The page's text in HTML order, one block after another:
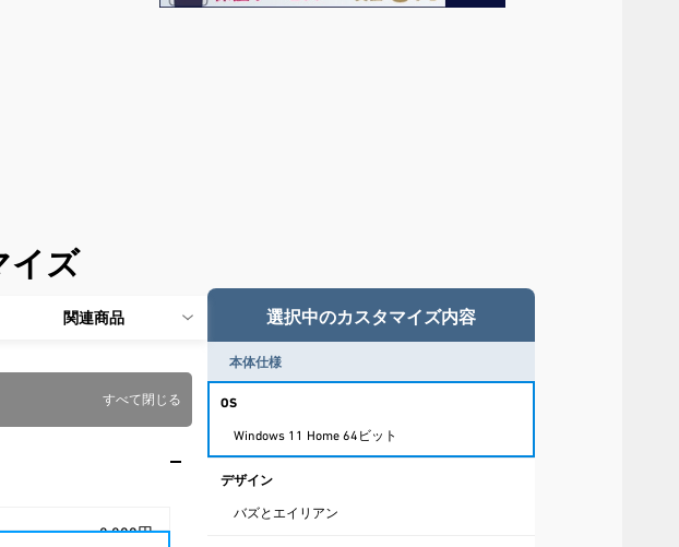
イズ
関連商品
+8,800円
選択中のカスタマイズ内容
本体仕様
OS
Windows 11 Home 64ビット
デザイン
バズとエイリアン